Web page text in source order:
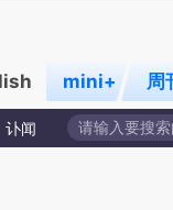
mini+ 周
讣闻